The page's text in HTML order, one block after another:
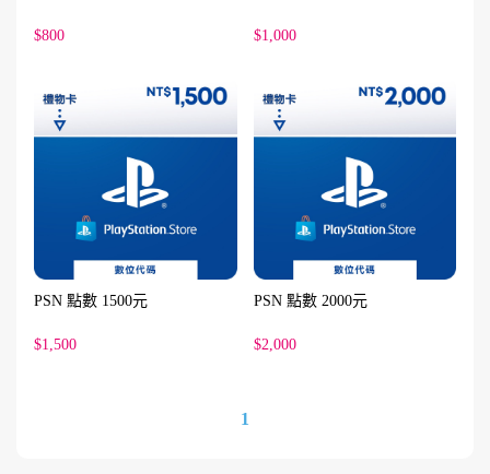
$800 $1,000
PSN 點數 1500元
$1,500
PSN 點數 2000元
$2,000
1